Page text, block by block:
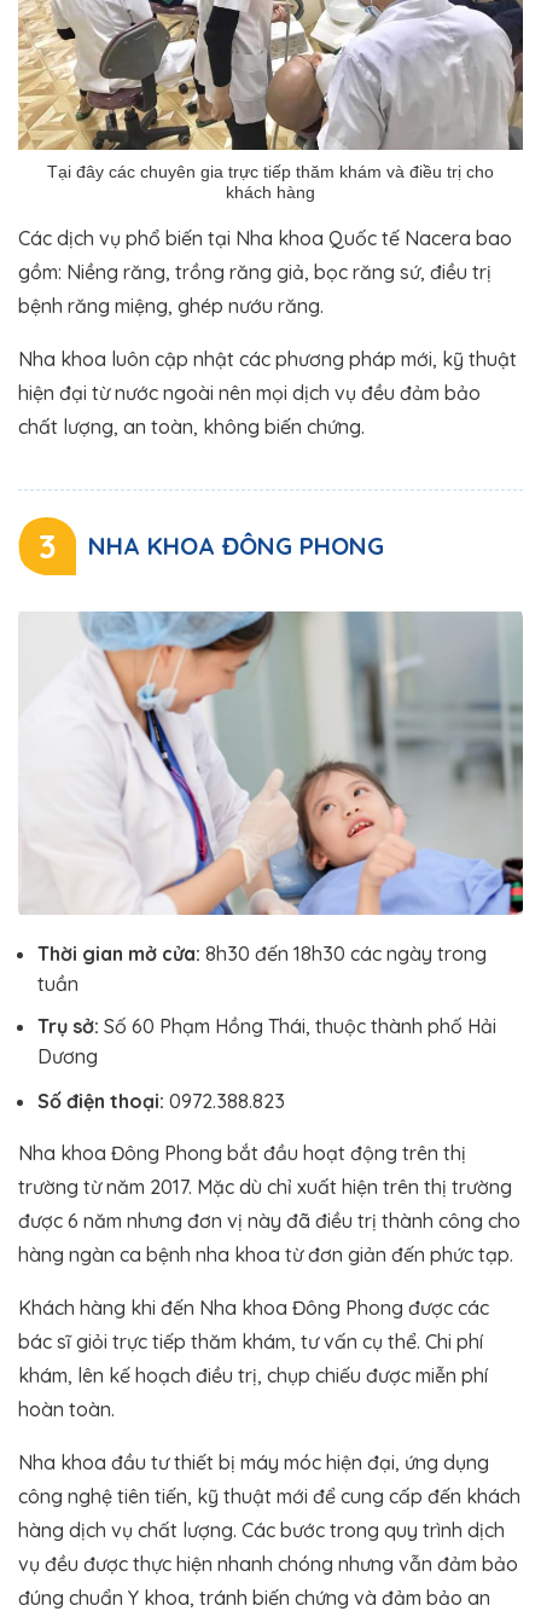
Tại đây các chuyên gia trực tiếp thăm khám và điều trị cho
khách hàng
Các dịch vụ phổ biến tại Nha khoa Quốc tế Nacera bao
gồm: Niềng răng, trồng răng giả, bọc răng sứ, điều trị
bệnh răng miệng, ghép nướu răng.
Nha khoa luôn cập nhật các phương pháp mới, kỹ thuật
hiện đại từ nước ngoài nên mọi dịch vụ đều đảm bảo
chất lượng, an toàn, không biến chứng.
3 NHA KHOA ĐÔNG PHONG
Thời gian mở cửa: 8h30 đến 18h30 các ngày trong
tuần
Trụ sở: Số 60 Phạm Hồng Thái, thuộc thành phố Hải
Dương
Số điện thoại: 0972.388.823
Nha khoa Đông Phong bắt đầu hoạt động trên thị
trường từ năm 2017. Mặc dù chỉ xuất hiện trên thị trường
được 6 năm nhưng đơn vị này đã điều trị thành công cho
hàng ngàn ca bệnh nha khoa từ đơn giản đến phức tạp.
Khách hàng khi đến Nha khoa Đông Phong được các
bác sĩ giỏi trực tiếp thăm khám, tư vấn cụ thể. Chi phí
khám, lên kế hoạch điều trị, chụp chiếu được miễn phí
hoàn toàn.
Nha khoa đầu tư thiết bị máy móc hiện đại, ứng dụng
công nghệ tiên tiến, kỹ thuật mới để cung cấp đến khách
hàng dịch vụ chất lượng. Các bước trong quy trình dịch
vụ đều được thực hiện nhanh chóng nhưng vẫn đảm bảo
đúng chuẩn Y khoa, tránh biến chứng và đảm bảo an